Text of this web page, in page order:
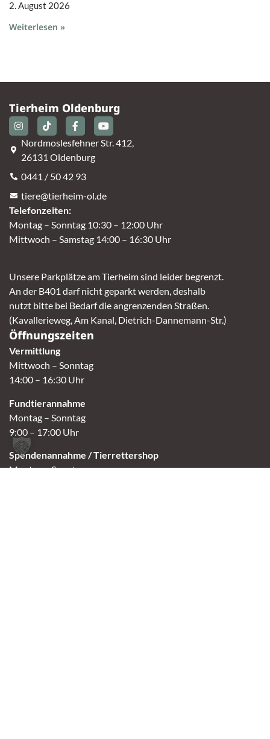
2. August 2026
Weiterlesen »
Tierheim Oldenburg
Nordmoslesfehner Str. 412,
26131 Oldenburg
0441 / 50 42 93
tiere@tierheim-ol.de
Telefonzeiten:
Montag – Sonntag 10:30 – 12:00 Uhr
Mittwoch – Samstag 14:00 – 16:30 Uhr
Unsere Parkplätze am Tierheim sind leider begrenzt.
An der B401 darf nicht geparkt werden, deshalb
nutzt bitte bei Bedarf die angrenzenden Straßen.
(Kavallerieweg, Am Kanal, Dietrich-Dannemann-Str.)
Öffnungszeiten
Vermittlung
Mittwoch – Sonntag
14:00 – 16:30 Uhr
Fundtierannahme
Montag – Sonntag
9:00 – 17:00 Uhr
Spendenannahme / Tierrettershop
Montag – Sonntag